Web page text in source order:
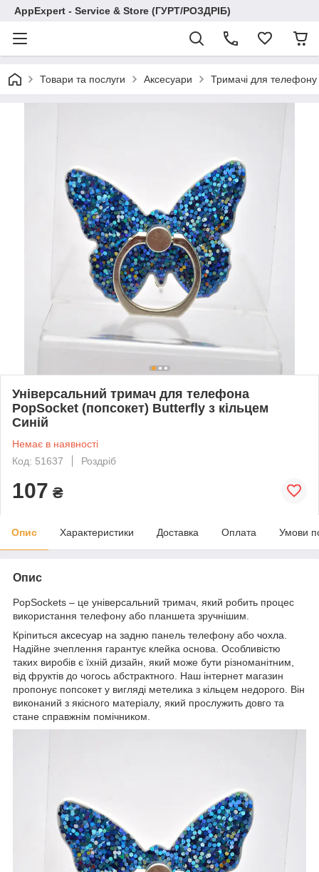
AppExpert - Service & Store (ГУРТ/РОЗДРІБ)
Товари та послуги Аксесуари Тримачі для
Універсальний тримач для телефона
PopSocket (попсокет) Butterfly з кільцем
Синій
Немає в наявності
Код: 51637
Роздріб
107 ₴
Опис Характеристики Доставка Оплата Умови
Опис
PopSockets – це універсальний тримач, який робить процес
використання телефону або планшета зручнішим.
Кріпиться аксесуар на задню панель телефону або чохла
Надійне зчеплення гарантує клейка основа. Особливістю
таких виробів є їхній дизайн, який може бути різноманітним,
від фруктів до чогось абстрактного. Наш інтернет магазин
пропонує попсокет у вигляді метелика з кільцем недорого. Він
виконаний з якісного матеріалу, який прослужить довго та
стане справжнім помічником.